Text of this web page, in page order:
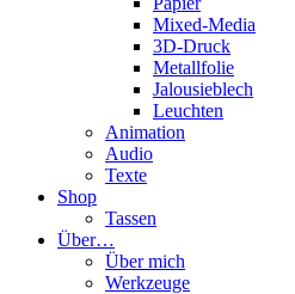
Mixed-Media
3D-Druck
Metallfolie
Jalousieblech
Leuchten
Animation
Audio
Texte
Shop
Tassen
Über…
Über mich
Werkzeuge